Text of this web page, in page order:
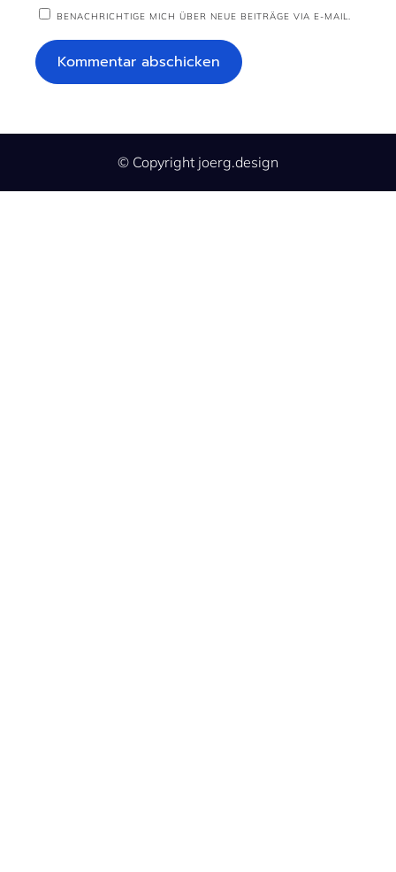
BENACHRICHTIGE MICH ÜBER NEUE BEITRÄGE VIA E-MAIL.
© Copyright joerg.design